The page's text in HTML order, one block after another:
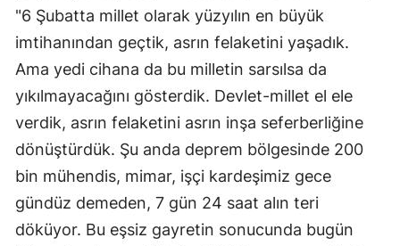
"6 Şubatta millet olarak yüzyılın en büyük
imtihanından geçtik, asrın felaketini yaşadık.
Ama yedi cihana da bu milletin sarsılsa da
yıkılmayacağını gösterdik. Devlet-millet el ele
verdik, asrın felaketini asrın inşa seferberliğine
dönüştürdük. Şu anda deprem bölgesinde 200
bin mühendis, mimar, işçi kardeşimiz gece
gündüz demeden, 7 gün 24 saat alın teri
döküyor. Bu eşsiz gayretin sonucunda bugün